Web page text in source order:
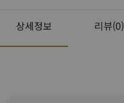
상세정보 리뷰(0)